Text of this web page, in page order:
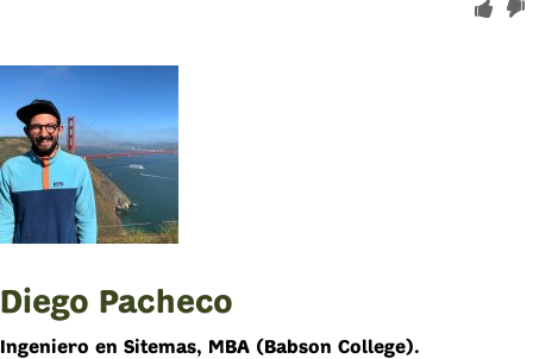
Diego Pacheco
Ingeniero en Sitemas, MBA (Babson College).